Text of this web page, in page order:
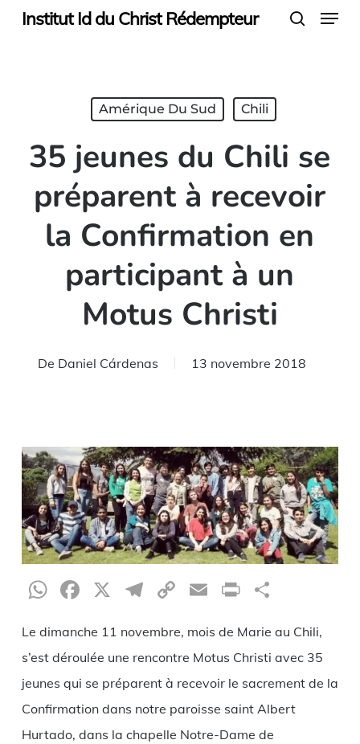
SkipInstitut Id du Christ Rédempteur Menu
Amérique Du Sud Chili
35 jeunes du Chili se
préparent à recevoir
la Confirmation en
participant à un
Motus Christi
De Daniel Cárdenas 13 novembre 2018
WhatsApp
Facebook
X Telegram
CopyEmailPrint
Le dimanche 11 novembre, mois de Marie au Chili,
s’est déroulée une rencontre Motus Christi avec 35
jeunes qui se préparent à recevoir le sacrement de la
Confirmation dans notre paroisse saint Albert
Hurtado, dans la chapelle Notre-Dame de